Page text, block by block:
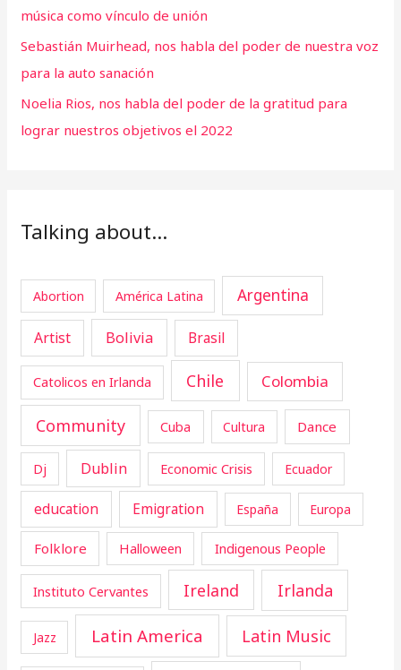
música como vínculo de unión
Sebastián Muirhead, nos habla del poder de nuestra voz
para la auto sanación
Noelia Rios, nos habla del poder de la gratitud para
lograr nuestros objetivos el 2022
Talking about…
Abortion América Latina Argentina
Artist Bolivia Brasil
Catolicos en Irlanda Chile Colombia
Community Cuba Cultura Dance
Dj Dublin Economic Crisis Ecuador
education Emigration España Europa
Folklore Halloween Indigenous People
Instituto Cervantes Ireland Irlanda
Jazz Latin America Latin Music